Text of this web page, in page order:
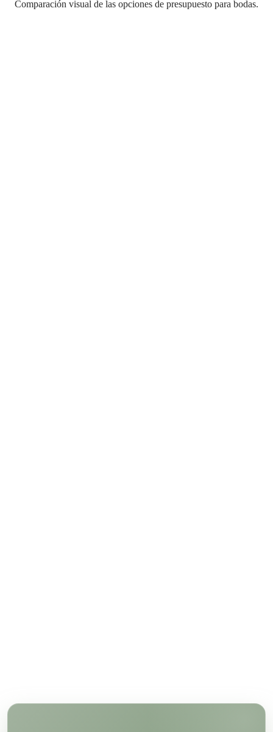
Comparación visual de las opciones de presupuesto para bodas.